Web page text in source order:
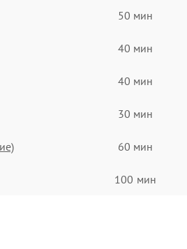
50 мин
40 мин
40 мин
30 мин
60 мин
100 мин